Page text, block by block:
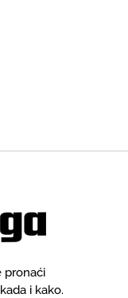
pronaći
i kako.